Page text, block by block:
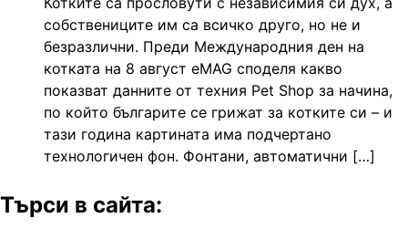
собствениците им са всичко друго, но не и
безразлични. Преди Международния ден на
котката на 8 август eMAG споделя какво
показват данните от техния Pet Shop за начина,
по който българите се грижат за котките си – и
тази година картината има подчертано
технологичен фон. Фонтани, автоматични […]
Търси в сайта: